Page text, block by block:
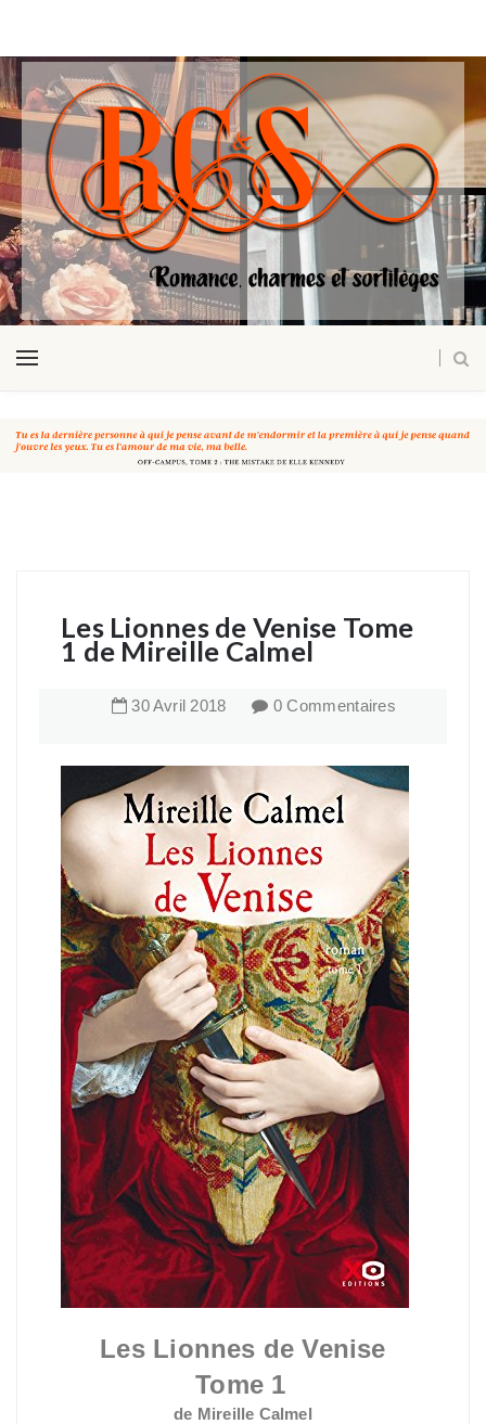
Les Lionnes de Venise Tome
1 de Mireille Calmel
30Avril 2018 0 Commentaires
Les Lionnes de Venise
Tome 1
de Mireille Calmel